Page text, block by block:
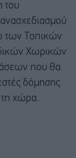
του
των Τοπικών
Χωρικών
που θα
δόμησης
τη χώρα.